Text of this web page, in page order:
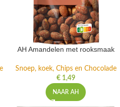
Snoep, koek, Chips en Chocolade
€ 1,49
NAAR AH